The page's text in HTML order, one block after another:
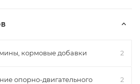
кормовые добавки 2
опорно-двигательного
2